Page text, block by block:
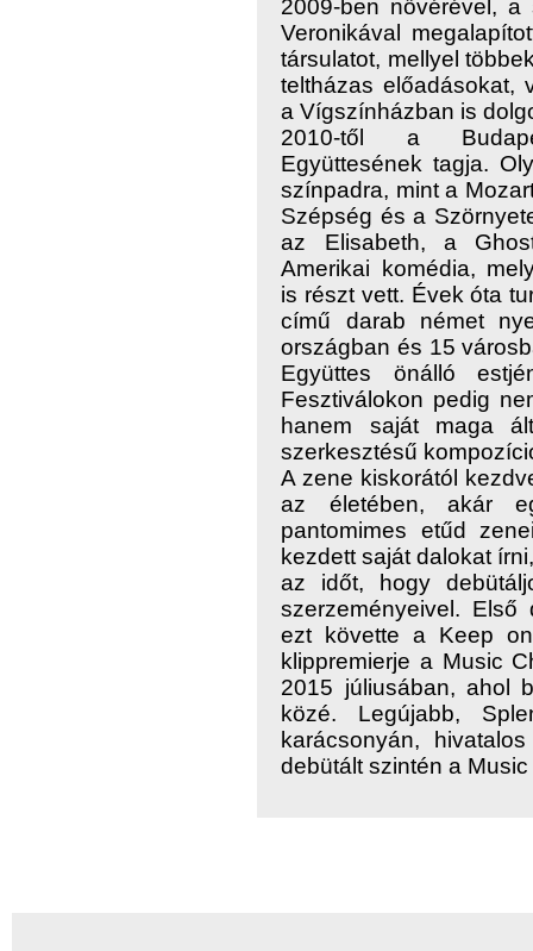
2009-ben nővérével, a
Veronikával
társulatot, mellyel
teltházas előadásokat,
a Vígszínházban is
2010-től a
Együttesének tagja.
színpadra, mint a
Szépség és a
az Elisabeth, a
Amerikai komédia,
is részt vett. Évek óta
című darab német
országban és 15
Együttes önálló
Fesztiválokon pedig
hanem saját maga
szerkesztésű
A zene kiskorától
az életében, akár
pantomimes etűd
kezdett saját dalokat
az időt, hogy
szerzeményeivel.
ezt követte a Keep
klippremierje a Music
2015 júliusában, ahol
közé. Legújabb,
karácsonyán,
debütált szintén a